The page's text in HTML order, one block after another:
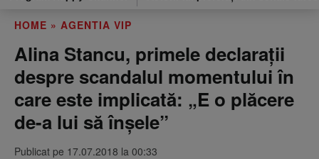
HOME » AGENTIA VIP
Alina Stancu, primele declarații
despre scandalul momentului în
care este implicată: „E o plăcere
de-a lui să înșele”
Publicat pe 17.07.2018 la 00:33